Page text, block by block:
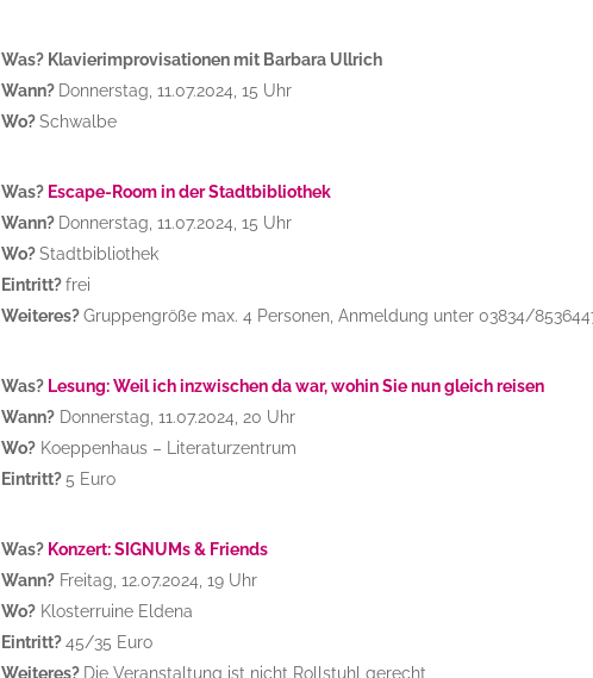
Was? Klavierimprovisationen mit Barbara Ullrich
Wann? Donnerstag, 11.07.2024, 15 Uhr
Wo?Schwalbe
Was? Escape-Room in der Stadtbibliothek
Wann? Donnerstag, 11.07.2024, 15 Uhr
Wo?Stadtbibliothek
Eintritt?frei
Weiteres?Gruppengröße max. 4 Personen, Anmeldung unter 03834/
Was? Lesung: Weil ich inzwischen da war, wohin Sie nun gleich reisen
Wann?Donnerstag, 11.07.2024, 20 Uhr
Wo?Koeppenhaus – Literaturzentrum
Eintritt?5 Euro
Was? Konzert: SIGNUMs & Friends
Wann?Freitag, 12.07.2024, 19 Uhr
Wo?Klosterruine Eldena
Eintritt?45/35 Euro
Weiteres? Die Veranstaltung ist nicht Rollstuhl gerecht